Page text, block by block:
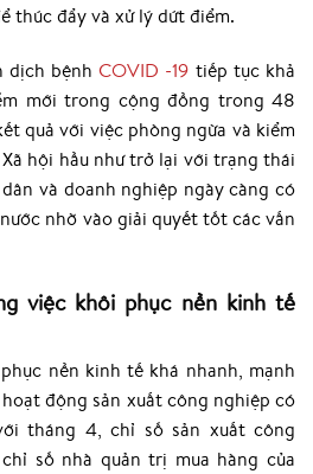
thúc đẩy và xử lý dứt điểm.
dịch bệnhCOVID -19 tiếp tục khả
mới trong cộng đồng trong 48
quả với việc phòng ngừa và kiểm
hội hầu như trở lại với trạng thái
và doanh nghiệp ngày càng có
nhờ vào giải quyết tốt các vấn
việc khôi phục nền kinh tế
nền kinh tế khá nhanh, mạnh
động sản xuất công nghiệp có
tháng 4, chỉ số sản xuất công
chỉ số nhà quản trị mua hàng của